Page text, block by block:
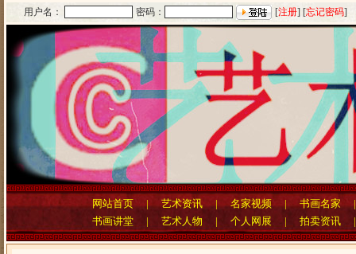
用户名： 密码： [注册] [忘记密码]
网站首页 |艺术资讯 |名家视频 |书画名家
书画讲堂
| 艺术人物 | 个人网展 | 拍卖资讯